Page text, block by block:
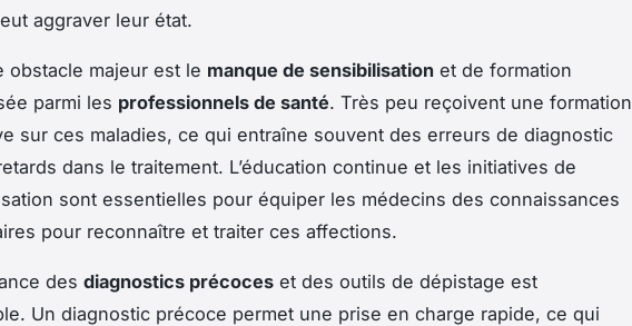
aggraver leur état.
obstacle majeur est le manque de sensibilisation et de formation
parmi les professionnels de santé. Très peu reçoivent une formation
sur ces maladies, ce qui entraîne souvent des erreurs de diagnostic
dans le traitement. L’éducation continue et les initiatives de
sont essentielles pour équiper les médecins des connaissances
pour reconnaître et traiter ces affections.
des diagnostics précoces et des outils de dépistage est
Un diagnostic précoce permet une prise en charge rapide, ce qui